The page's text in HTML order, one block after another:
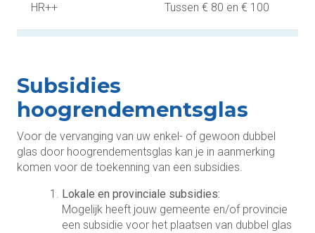
HR++ Tussen € 80 en € 100
Subsidies
hoogrendementsglas
Voor de vervanging van uw enkel- of gewoon dubbel
glas door hoogrendementsglas kan je in aanmerking
komen voor de toekenning van een subsidies.
Lokale en provinciale subsidies:
Mogelijk heeft jouw gemeente en/of provincie
een subsidie voor het plaatsen van dubbel glas